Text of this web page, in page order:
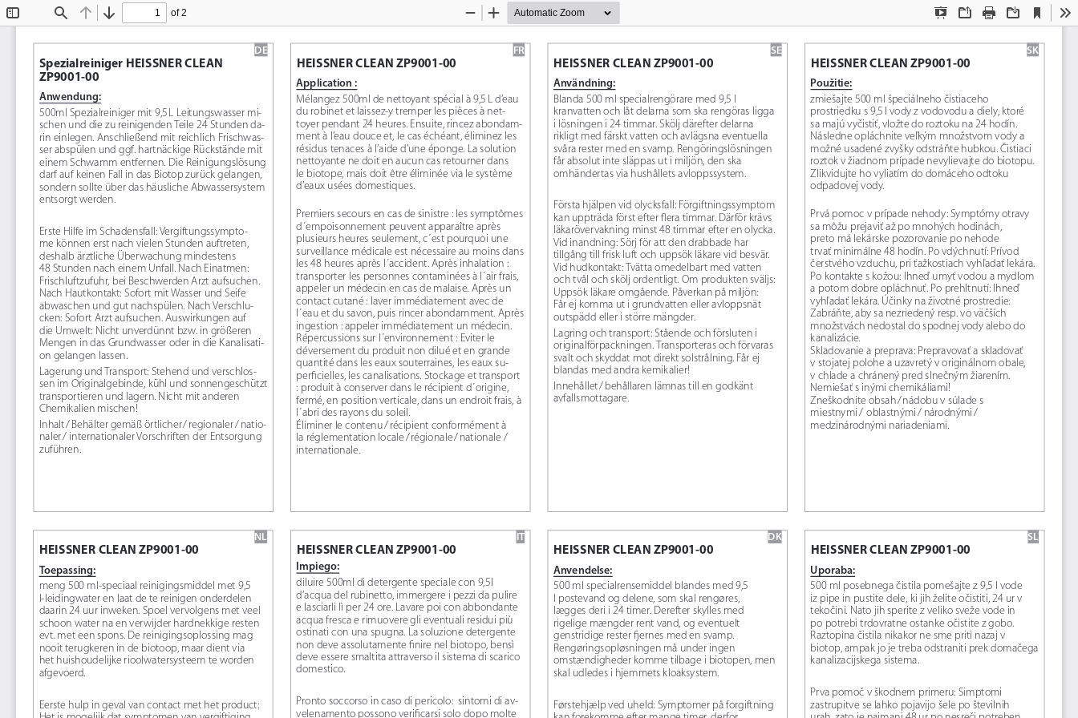
Find Previous
Next
of 2
Presentation
OpenPrint Download
Current
View
Zoom
Zoom
DE
Spezialreiniger HEISSNER CLEAN
ZP9001-00
Anwendung:
500ml Spezialreiniger mit 9,5L Leitungswasser mi-
schen und die zu reinigenden Teile 24 Stunden da-
rin einlegen. Anschließend mit reichlich Frischwas-
ser abspülen und ggf. hartnäckige Rückstände mit
einem Schwamm entfernen. Die Reinigungslösung
darf auf keinen Fall in das Biotop zurück gelangen,
sondern sollte über das häusliche Abwassersystem
entsorgt werden.
Erste Hilfe im Schadensfall: Vergiftungssympto-
me können erst nach vielen Stunden auftreten,
deshalb ärztliche Überwachung mindestens
48 Stunden nach einem Unfall. Nach Einatmen:
Frischluftzufuhr, bei Beschwerden Arzt aufsuchen.
Nach Hautkontakt: Sofort mit Wasser und Seife
abwaschen und gut nachspülen. Nach Verschlu-
cken: Sofort Arzt aufsuchen. Auswirkungen auf
die Umwelt: Nicht unverdünnt bzw. in größeren
Mengen in das Grundwasser oder in die Kanalisati-
on gelangen lassen.
Lagerung und Transport: Stehend und verschlos-
sen im Originalgebinde, kühl und sonnengeschützt
transportieren und lagern. Nicht mit anderen
Chemikalien mischen!
Inhalt/ Behälter gemäß örtlicher/ regionaler/ natio-
naler/ internationaler Vorschriften der Entsorgung
zuführen.
FR
HEISSNER CLEAN ZP9001-00
Application :
Mélangez 500ml de nettoyant spécial à 9,5 L d’eau
du robinet et laissez-y tremper les pièces à net-
toyer pendant 24 heures. Ensuite, rincez abondam-
ment à l’eau douce et, le cas échéant, éliminez les
résidus tenaces à l’aide d’une éponge. La solution
nettoyante ne doit en aucun cas retourner dans
le biotope, mais doit être éliminée via le système
d’eaux usées domestiques.
Premiers secours en cas de sinistre : les symptômes
d ́empoisonnement peuvent apparaître après
plusieurs heures seulement, c ́est pourquoi une
surveillance médicale est nécessaire au moins dans
les 48 heures après l ́accident. Après inhalation :
transporter les personnes contaminées à l ́air frais,
appeler un médecin en cas de malaise. Après un
contact cutané : laver immédiatement avec de
l ́eau et du savon, puis rincer abondamment. Après
ingestion : appeler immédiatement un médecin.
Répercussions sur l ́environnement : Eviter le
déversement du produit non dilué et en grande
quantité dans les eaux souterraines, les eaux su-
perficielles, les canalisations. Stockage et transport
: produit à conserver dans le récipient d ́origine,
fermé, en position verticale, dans un endroit frais, à
l ́abri des rayons du soleil.
Éliminer le contenu/ récipient conformément à
la réglementation locale/ régionale/ nationale /
internationale.
IT
HEISSNER CLEAN ZP9001-00
Impiego:
diluire 500ml di detergente speciale con 9,5l
d’acqua del rubinetto, immergere i pezzi da pulire
e lasciarli lì per 24 ore. Lavare poi con abbondante
acqua fresca e rimuovere gli eventuali residui più
ostinati con una spugna. La soluzione detergente
non deve assolutamente finire nel biotopo, bensì
deve essere smaltita attraverso il sistema di scarico
domestico.
Pronto soccorso in caso di pericolo:  sintomi di av-
velenamento possono verificarsi solo dopo molte
SE
HEISSNER CLEAN ZP9001-00
Användning:
Blanda 500 ml specialrengörare med 9,5 l
kranvatten och låt delarna som ska rengöras ligga
i lösningen i 24 timmar. Skölj därefter delarna
rikligt med färskt vatten och avlägsna eventuella
svåra rester med en svamp. Rengöringslösningen
får absolut inte släppas ut i miljön, den ska
omhändertas via hushållets avloppssystem.
Första hjälpen vid olycksfall: Förgiftningssymptom
kan uppträda först efter flera timmar. Därför krävs
läkarövervakning minst 48 timmar efter en olycka.
Vid inandning: Sörj för att den drabbade har
tillgång till frisk luft och uppsök läkare vid besvär.
Vid hudkontakt: Tvätta omedelbart med vatten
och tvål och skölj ordentligt. Om produkten sväljs:
Uppsök läkare omgående. Påverkan på miljön:
Får ej komma ut i grundvatten eller avloppsnät
outspädd eller i större mängder.
Lagring och transport: Stående och försluten i
originalförpackningen. Transporteras och förvaras
svalt och skyddat mot direkt solstrålning. Får ej
blandas med andra kemikalier!
Innehållet/ behållaren lämnas till en godkänt
avfallsmottagare.
DK
HEISSNER CLEAN ZP9001-00
Anvendelse:
500 ml specialrensemiddel blandes med 9,5
l postevand og delene, som skal rengøres,
lægges deri i 24 timer. Derefter skylles med
rigelige mængder rent vand, og eventuelt
genstridige rester fjernes med en svamp.
Rengøringsopløsningen må under ingen
omstændigheder komme tilbage i biotopen, men
skal udledes i hjemmets kloaksystem.
Førstehjælp ved uheld: Symptomer på forgiftning
SK
HEISSNER CLEAN ZP9001-00
Použitie:
zmiešajte 500 ml špeciálneho čistiaceho
prostriedku s 9,5 l vody zvodovodu a diely, ktoré
sa majú vyčistiť, vložte do roztoku na 24 hodín.
Následne opláchnite veľkým množstvom vody a
možné usadené zvyšky odstráňte hubkou. Čistiaci
roztok v žiadnom prípade nevylievajte do biotopu.
Zlikvidujte ho vyliatím do domáceho odtoku
odpadovej vody.
Prvá pomoc v prípade nehody: Symptómy otravy
sa môžu prejaviť až po mnohých hodinách,
preto má lekárske pozorovanie po nehode
trvať minimálne 48 hodín. Po vdýchnutí: Prívod
čerstvého vzduchu, pri ťažkostiach vyhľadať lekára.
Po kontakte s kožou: Ihneď umyť vodou a mydlom
a potom dobre opláchnuť. Po prehltnutí: Ihneď
vyhľadať lekára. Účinky na životné prostredie:
Zabráňte, aby sa nezriedený resp. vo väčších
množstvách nedostal do spodnej vody alebo do
kanalizácie.
Skladovanie a preprava: Prepravovať a skladovať
v stojatej polohe a uzavretý v originálnom obale,
v chlade a chránený pred slnečným žiarením.
Nemiešať s inými chemikáliami!
Zneškodnite obsah/ nádobu v súlade s
miestnymi/ oblastnými/ národnými/
medzinárodnými nariadeniami.
SL
HEISSNER CLEAN ZP9001-00
Uporaba:
500 ml posebnega čistila pomešajte z 9,5 l vode
iz pipe in pustite dele, ki jih želite očistiti, 24 ur v
tekočini. Nato jih sperite z veliko sveže vode in
po potrebi trdovratne ostanke očistite z gobo.
Raztopina čistila nikakor ne sme priti nazaj v
biotop, ampak jo je treba odstraniti prek domačega
kanalizacijskega sistema.
Prva pomoč v škodnem primeru: Simptomi
zastrupitve se lahko pojavijo šele po številnih
NL
HEISSNER CLEAN ZP9001-00
Toepassing:
meng 500 ml-speciaal reinigingsmiddel met 9,5
l-leidingwater en laat de te reinigen onderdelen
daarin 24 uur inweken. Spoel vervolgens met veel
schoon water na en verwijder hardnekkige resten
evt. met een spons. De reinigingsoplossing mag
nooit terugkeren in de biotoop, maar dient via
het huishoudelijke rioolwatersysteem te worden
afgevoerd.
Eerste hulp in geval van contact met het product: